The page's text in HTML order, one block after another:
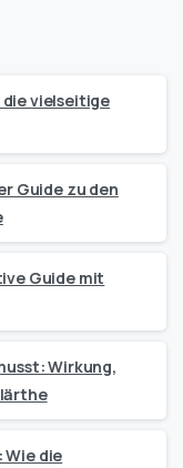
die vielseitige
Guide zu den
Guide mit
Wirkung,
Wie die